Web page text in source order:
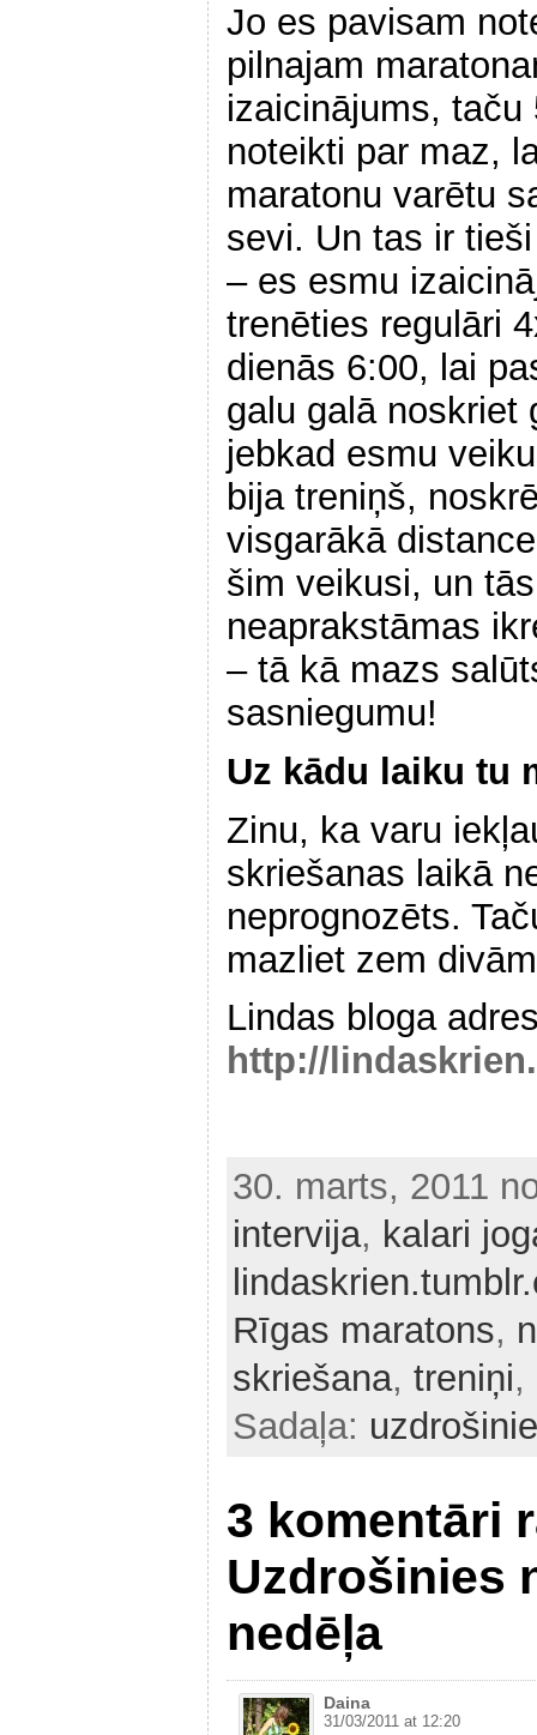
Jo es pavisam
pilnajam
izaicinājums,
noteikti par maz,
maratonu varētu
sevi. Un tas ir
– es esmu
trenēties regulāri
dienās 6:00, lai
galu galā noskriet
jebkad esmu
bija treniņš,
visgarākā
šim veikusi, un
neaprakstāmas
– tā kā mazs
sasniegumu!
Uz kādu laiku tu
Zinu, ka varu
skriešanas laikā
neprognozēts.
mazliet zem
Lindas bloga
http://
30. marts, 2011
intervija, kalari
Rīgas maratons,
skriešana, treniņi,
Sadaļa:
3 komentāri
Uzdrošinies
nedēļa
Daina
31/03/2011 at 12:20